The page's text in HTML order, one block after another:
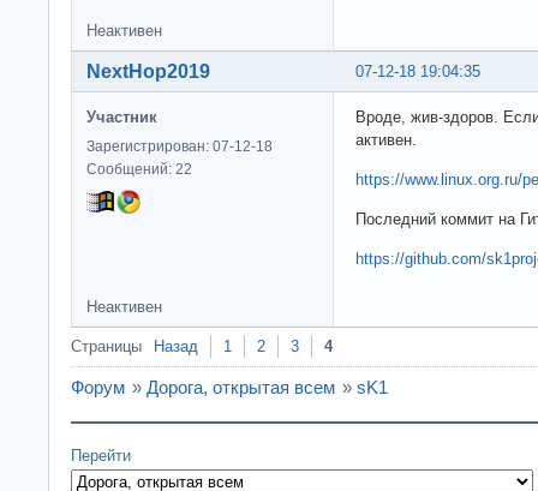
Неактивен
07-12-18 19:04:35
NextHop2019
Участник
Зарегистрирован: 07-12-18
Сообщений: 22
Вроде, жив-здоров.
активен.
https://www.linux.org.ru/
Последний коммит на
https://github.com/
Неактивен
Страницы Назад 1 2 3 4
Форум » Дорога, открытая всем » sK1
Перейти